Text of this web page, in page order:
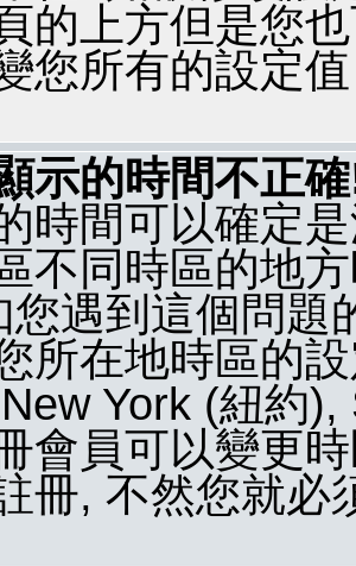
的上方但是您
您所有的設定值
示的時間不正
時間可以確定
不同時區的地
您遇到這個問題
所在地時區的
York (紐約
會員可以變更
冊, 不然您就必